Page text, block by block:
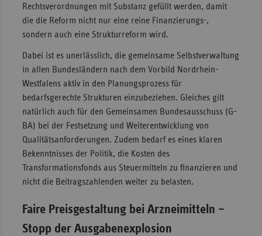
Rechtsverordnungen mit Substanz gefüllt werden, damit
die die Reform nicht nur eine reine Finanzierungs-,
sondern auch eine Strukturreform wird.
Dabei ist es unerlässlich, die gemeinsame Selbstverwaltung
in allen Bundesländern nach dem Vorbild Nordrhein-
Westfalens aktiv in den Planungsprozess für
bedarfsgerechte Strukturen einzubeziehen. Gleiches gilt
natürlich auch für den Gemeinsamen Bundesausschuss (G-
BA) bei der Festsetzung und Weiterentwicklung von
Qualitätsanforderungen. Zudem bedarf es eines klaren
Bekenntnisses der Politik, die Kosten des
Transformationsfonds aus Steuermitteln zu finanzieren und
nicht die Beitragszahlenden weiter zu belasten.
Faire Preisgestaltung bei Arzneimitteln –
Stopp der Ausgabenexplosion